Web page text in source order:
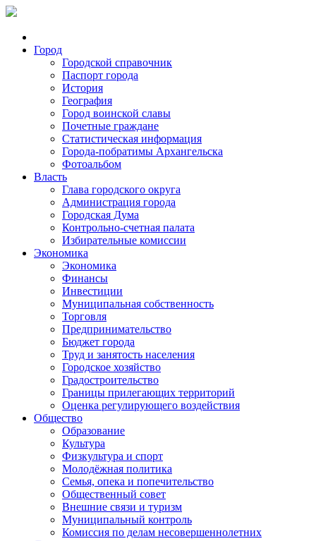
Город
Городской справочник
Паспорт города
История
География
Город воинской славы
Почетные граждане
Статистическая информация
Города-побратимы Архангельска
Фотоальбом
Власть
Глава городского округа
Администрация города
Городская Дума
Контрольно-счетная палата
Избирательные комиссии
Экономика
Экономика
Финансы
Инвестиции
Муниципальная собственность
Торговля
Предпринимательство
Бюджет города
Труд и занятость населения
Городское хозяйство
Градостроительство
Границы прилегающих территорий
Оценка регулирующего воздействия
Общество
Образование
Культура
Физкультура и спорт
Молодёжная политика
Семья, опека и попечительство
Общественный совет
Внешние связи и туризм
Муниципальный контроль
Комиссия по делам несовершеннолетних